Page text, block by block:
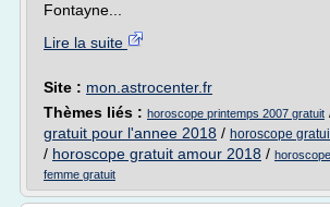
Fontayne...
Lire la suite
Site : mon.astrocenter.fr
Thèmes liés : horoscope printemps 2007 gratuit
gratuit pour l'annee 2018 / horoscope
/ horoscope gratuit amour 2018 /
femme gratuit